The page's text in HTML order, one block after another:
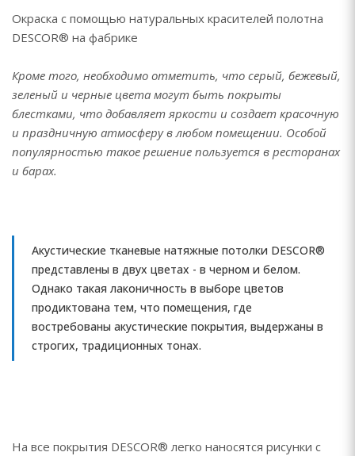
Окраска с помощью натуральных красителей полотна
DESCOR® на фабрике
Кроме того, необходимо отметить, что серый, бежевый,
зеленый и черные цвета могут быть покрыты
блестками, что добавляет яркости и создает красочную
и праздничную атмосферу в любом помещении. Особой
популярностью такое решение пользуется в ресторанах
и барах.
Акустические тканевые натяжные потолки DESCOR®
представлены в двух цветах - в черном и белом.
Однако такая лаконичность в выборе цветов
продиктована тем, что помещения, где
востребованы акустические покрытия, выдержаны в
строгих, традиционных тонах.
На все покрытия DESCOR® легко наносятся рисунки с